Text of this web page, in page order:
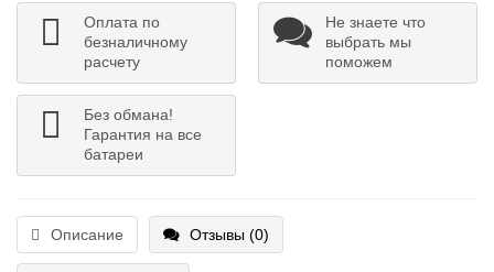
Оплата по
безналичному
расчету
Не знаете что
выбрать мы
поможем
Без обмана!
Гарантия на все
батареи
Описание Отзывы (0)